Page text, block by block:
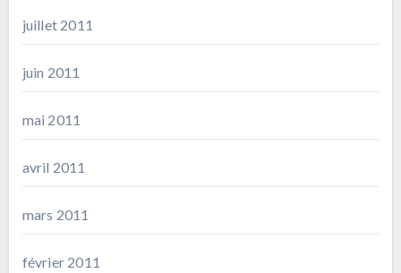
juillet 2011
juin 2011
mai 2011
avril 2011
mars 2011
février 2011